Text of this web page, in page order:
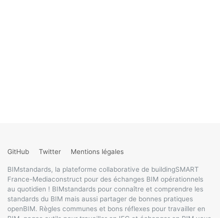
GitHub Twitter Mentions légales
BIMstandards, la plateforme collaborative de buildingSMART
France-Mediaconstruct pour des échanges BIM opérationnels
au quotidien ! BIMstandards pour connaître et comprendre les
standards du BIM mais aussi partager de bonnes pratiques
openBIM. Règles communes et bons réflexes pour travailler en